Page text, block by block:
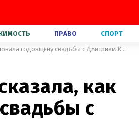
ПРАВО СПОРТ
Александра Кучеренко рассказала, как отпраздновала годовщину свадьбы с Дмитрием Комаровым
как
с